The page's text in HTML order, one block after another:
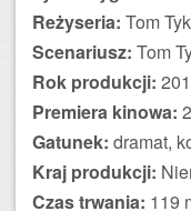
Reżyseria: Tom
Scenariusz: Tom
Rok produkcji:
Premiera kinowa:
Gatunek: dramat,
Kraj produkcji:
Czas trwania: 119